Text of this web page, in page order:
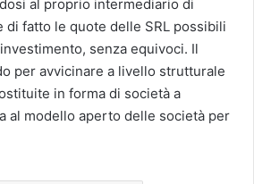
al proprio intermediario di
di fatto le quote delle SRL possibili
senza equivoci. Il
per avvicinare a livello strutturale
in forma di società a
al modello aperto delle società per